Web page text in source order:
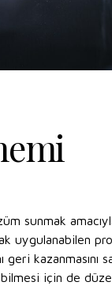
sunmak
uygulanabilen
kazanmasını
için de